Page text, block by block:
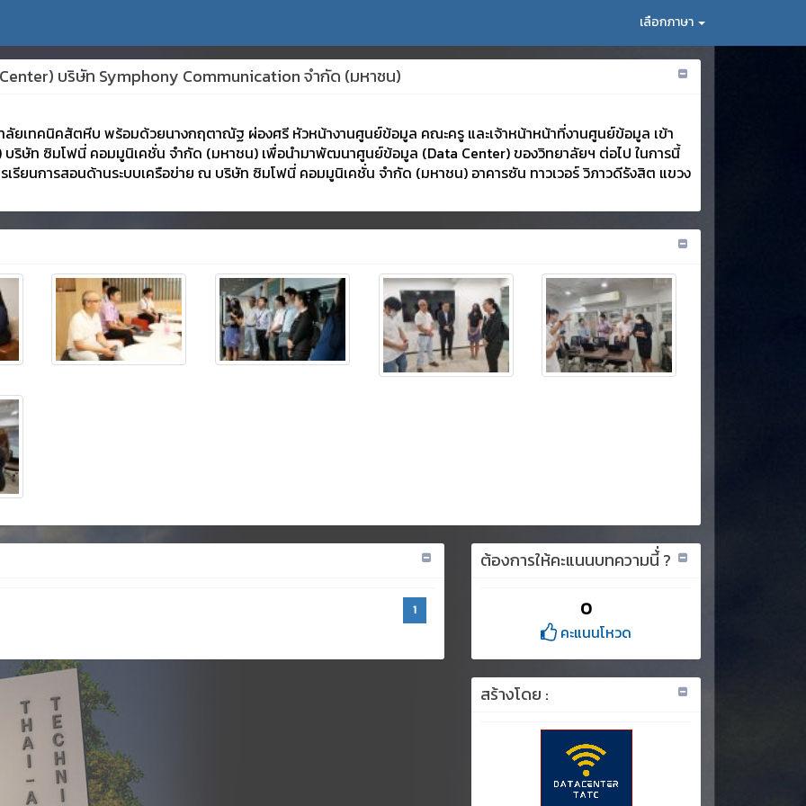
เลือกภาษา
บริษัท Symphony Communication จำกัด (มหาชน)
ลัยเทคนิคสัตหีบ พร้อมด้วยนางกฤตาณัฐ ผ่องศรี หัวหน้างานศูนย์ข้อมูล คณะครู และเจ้าหน้าหน้าที่งานศูนย์ข้อมูล เข้า
ริษัท ซิมโฟนี่ คอมมูนิเคชั่น จำกัด (มหาชน) เพื่อนำมาพัฒนาศูนย์ข้อมูล (Data Center) ของวิทยาลัยฯ ต่อไป ในการนี้
รียนการสอนด้านระบบเครือข่าย ณ บริษัท ซิมโฟนี่ คอมมูนิเคชั่น จำกัด (มหาชน) อาคารซัน ทาวเวอร์ วิภาวดีรังสิต แขวง
1
ต้องการให้คะแนนบทความนี้่ ?
0
คะแนนโหวด
สร้างโดย :